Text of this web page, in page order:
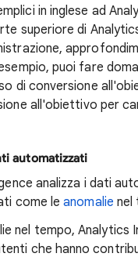
in inglese ad
superiore di
puoi fare
di conversione
all'obiettivo per
automatizzati
analizza i dati
come leanomalie nel
nel tempo,
che hanno